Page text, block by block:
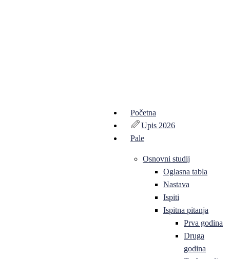
Početna
Upis 2026
Pale
Osnovni studij
Oglasna tabla
Nastava
Ispiti
Ispitna pitanja
Prva godina
Druga
godina